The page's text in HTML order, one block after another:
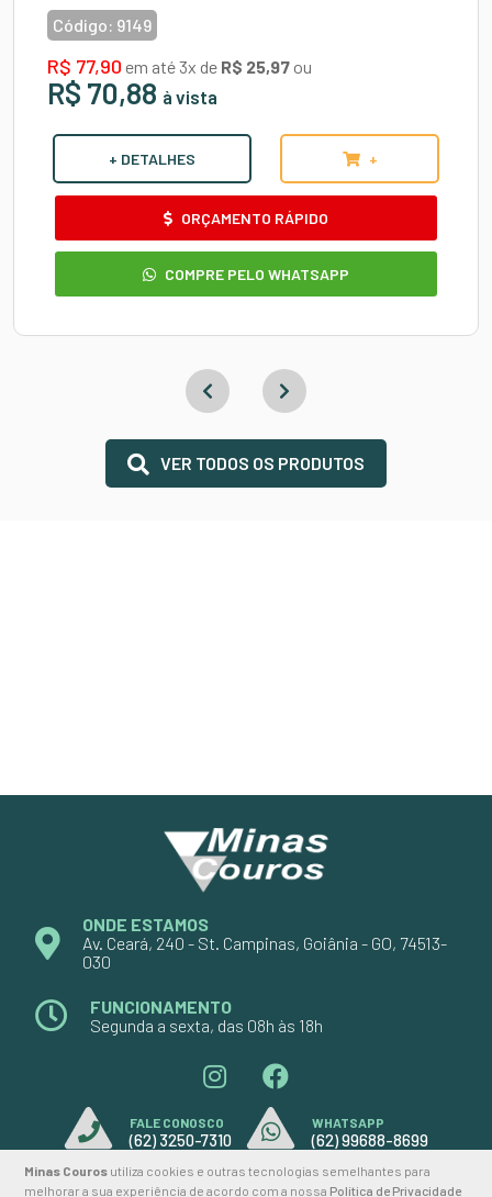
Minas Couros utiliza cookies e outras tecnologias semelhantes para
melhorar a sua experiência de acordo com a nossa Política de Privacidade
Código: 9149
R$ 77,90 em até 3x de R$ 25,97 ou
R$ 70,88 à vista
+ DETALHES +
ORÇAMENTO RÁPIDO
COMPRE PELO WHATSAPP
VER TODOS OS PRODUTOS
ONDE ESTAMOS
Av. Ceará, 240 - St. Campinas, Goiânia - GO, 74513-
030
FUNCIONAMENTO
Segunda a sexta, das 08h às 18h
FALE CONOSCO
(62) 3250-7310
WHATSAPP
(62) 99688-8699